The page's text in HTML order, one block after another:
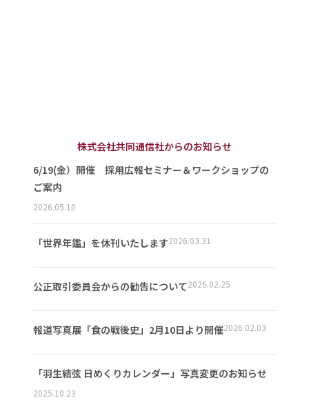
株式会社共同通信社からのお知らせ
6/19(金）開催 採用広報セミナー＆ワークショップの
ご案内
2026.05.10
「世界年鑑」を休刊いたします2026.03.31
公正取引委員会からの勧告について2026.02.25
報道写真展「食の戦後史」2月10日より開催2026.02.03
「羽生結弦 日めくりカレンダー」写真変更のお知らせ
2025.10.23